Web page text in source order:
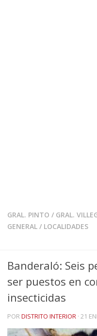
GRAL. PINTO / GRAL.
GENERAL / LOCALIDADES
Banderaló: Seis
ser puestos en
insecticidas
PORDISTRITO INTERIOR · 21